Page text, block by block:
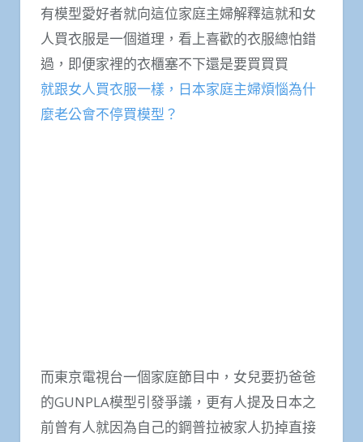
有模型愛好者就向這位家庭主婦解釋這就和女
人買衣服是一個道理，看上喜歡的衣服總怕錯
過，即便家裡的衣櫃塞不下還是要買買買
就跟女人買衣服一樣，日本家庭主婦煩惱為什
麼老公會不停買模型？
而東京電視台一個家庭節目中，女兒要扔爸爸
的GUNPLA模型引發爭議，更有人提及日本之
前曾有人就因為自己的鋼普拉被家人扔掉直接